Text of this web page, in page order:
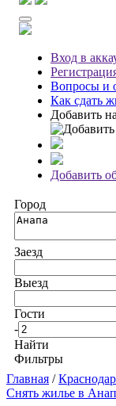
Вход в
Вопросы и
Как сдать
Добавить
Добавить
Город
Заезд
Выезд
Гости
-
Найти
Фильтры
Главная /
Снять жилье в